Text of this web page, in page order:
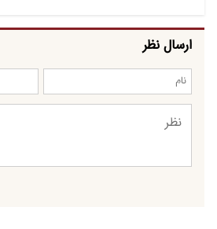
ارسال نظر